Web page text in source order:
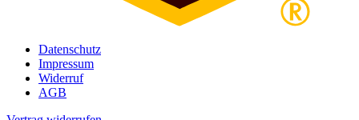
Datenschutz
Impressum
Widerruf
AGB